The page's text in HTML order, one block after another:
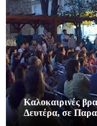
Καλοκαιρινές
Δευτέρα, σε